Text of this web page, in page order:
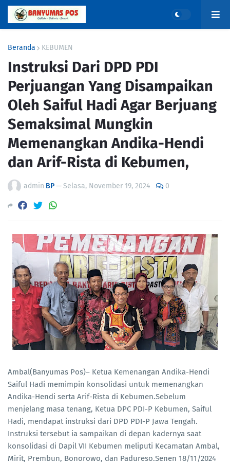
Beranda KEBUMEN
Instruksi Dari DPD PDI
Perjuangan Yang Disampaikan
Oleh Saiful Hadi Agar Berjuang
Semaksimal Mungkin
Memenangkan Andika-Hendi
dan Arif-Rista di Kebumen,
admin BP—Selasa, November 19, 2024 0
Ambal(Banyumas Pos)– Ketua Kemenangan Andika-Hendi
Saiful Hadi memimpin konsolidasi untuk memenangkan
Andika-Hendi serta Arif-Rista di Kebumen.Sebelum
menjelang masa tenang, Ketua DPC PDI-P Kebumen, Saiful
Hadi, mendapat instruksi dari DPD PDI-P Jawa Tengah.
Instruksi tersebut ia sampaikan di depan kadernya saat
konsolidasi di Dapil VII Kebumen meliputi Kecamatan Ambal,
Mirit, Prembun, Bonorowo, dan Padureso.Senen 18/11/2024